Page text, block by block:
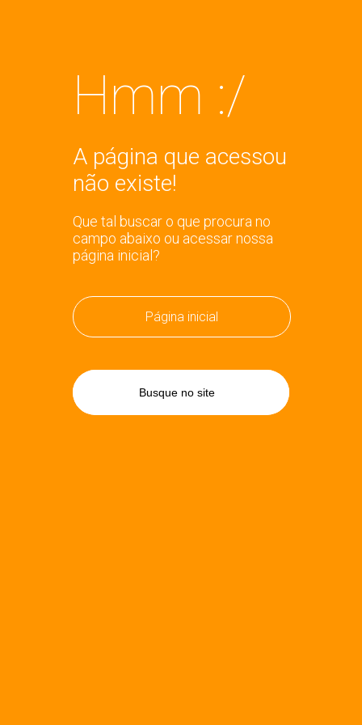
Hmm :/
A página que acessou
não existe!
Que tal buscar o que procura no
campo abaixo ou acessar nossa
página inicial?
Página inicial